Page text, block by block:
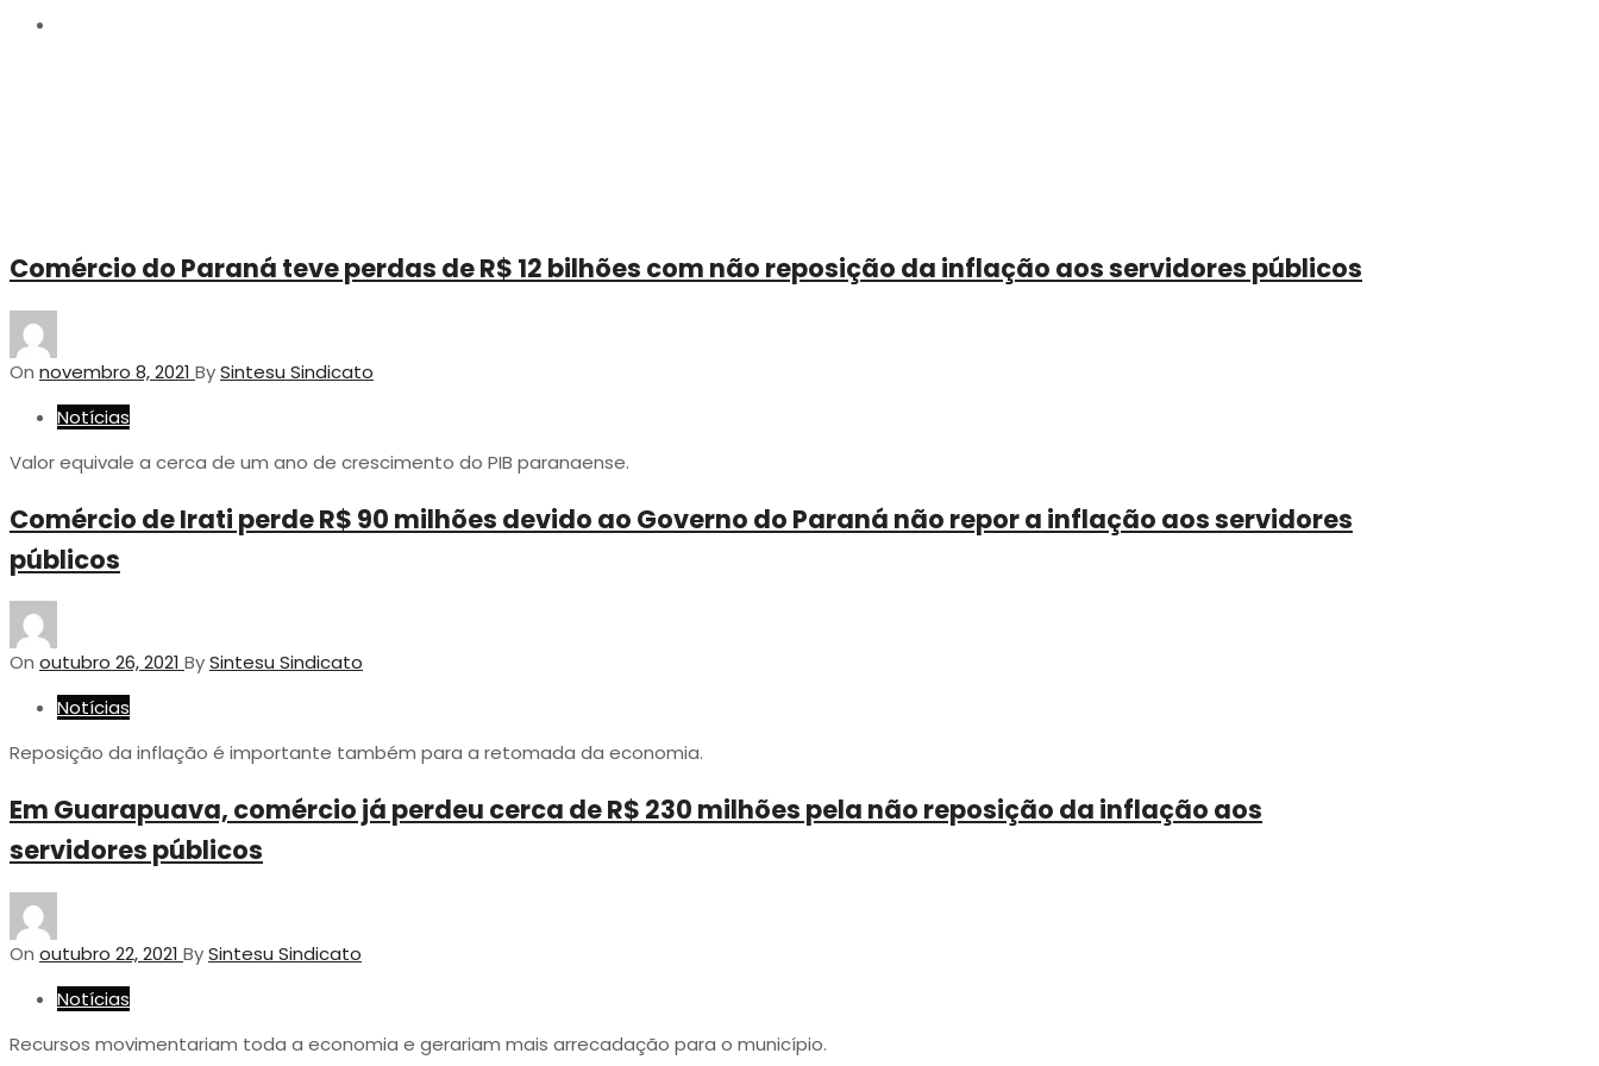
Comércio do Paraná teve perdas de R$ 12 bilhões com não reposição da inflação aos servidores públicos
On novembro 8, 2021 BySintesu Sindicato
Notícias
Valor equivale a cerca de um ano de crescimento do PIB paranaense.
Comércio de Irati perde R$ 90 milhões devido ao Governo do Paraná não repor a inflação aos servidores
públicos
On outubro 26, 2021 BySintesu Sindicato
Notícias
Reposição da inflação é importante também para a retomada da economia.
Em Guarapuava, comércio já perdeu cerca de R$ 230 milhões pela não reposição da inflação aos
servidores públicos
On outubro 22, 2021 BySintesu Sindicato
Notícias
Recursos movimentariam toda a economia e gerariam mais arrecadação para o município.